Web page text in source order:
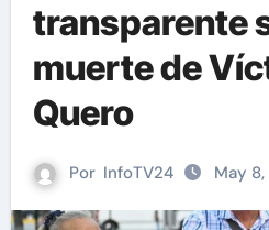
transparente
muerte de
Quero
Por InfoTV24 May